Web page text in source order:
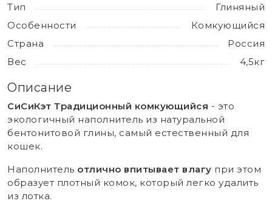
Тип
Глиняный
Особенности
Комкующийся
Страна
Россия
Вес
4,5кг
Описание
СиСиКэт Традиционный комкующийся - это
экологичный наполнитель из натуральной
бентонитовой глины, самый естественный для
кошек.
Наполнитель отлично впитывает влагу при этом
образует плотный комок, который легко удалить
из лотка.